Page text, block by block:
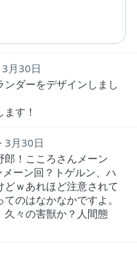
3月30日
ダーをデザインしまし
す！
3月30日
郎！こころさんメーン
ーン回？トゲルン、ハ
ｗあれほど注意されて
のはなかなかですよ。
久々の害獣か？人間態